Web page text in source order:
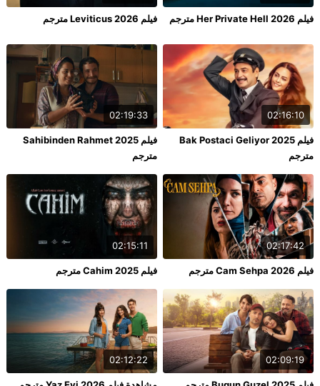
فيلم Her Private Hell 2026 مترجم فيلم Leviticus 2026 مترجم
02:16:10
فيلم Bak Postaci Geliyor 2025
مترجم
02:19:33
فيلم Sahibinden Rahmet 2025
مترجم
02:17:42
فيلم Cam Sehpa 2026 مترجم
02:15:11
فيلم Cahim 2025 مترجم
02:09:19
02:12:22